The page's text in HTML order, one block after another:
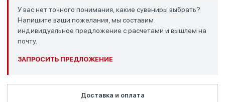
У вас нет точного понимания, какие сувениры выбрать?
Напишите ваши пожелания, мы составим
индивидуальное предложение с расчетами и вышлем на
почту.
ЗАПРОСИТЬ ПРЕДЛОЖЕНИЕ
Доставка и оплата